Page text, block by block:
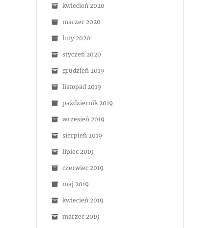
kwiecień 2020
marzec 2020
luty 2020
styczeń 2020
grudzień 2019
listopad 2019
październik 2019
wrzesień 2019
sierpień 2019
lipiec 2019
czerwiec 2019
maj 2019
kwiecień 2019
marzec 2019